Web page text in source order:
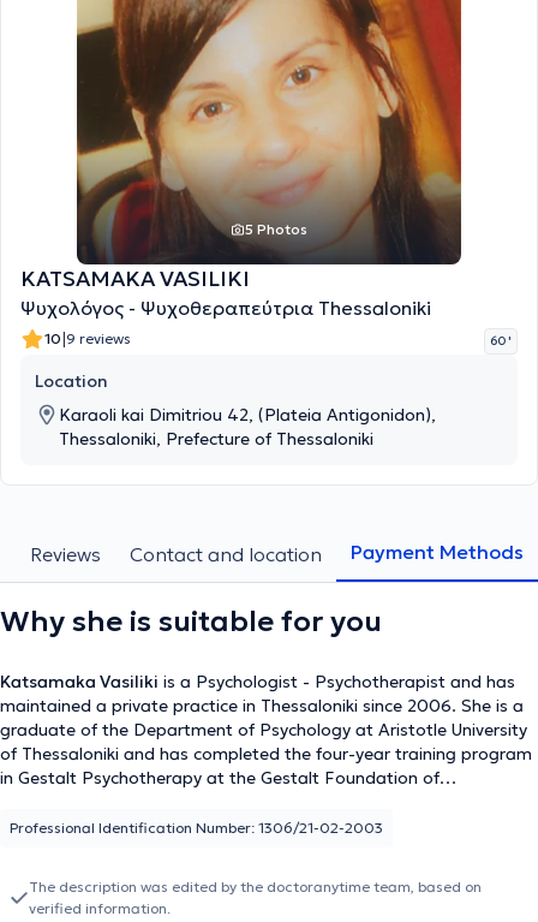
5 Photos
KATSAMAKA VASILIKI
Ψυχολόγος - Ψυχοθεραπεύτρια Thessaloniki
10|9 reviews 60 '
Location
Karaoli kai Dimitriou 42, (Plateia Antigonidon),
Thessaloniki, Prefecture of Thessaloniki
Reviews Contact and location Payment Methods
Why she is suitable for you
Katsamaka Vasiliki is a Psychologist - Psychotherapist and has
maintained a private practice in Thessaloniki since 2006. She is a
graduate of the Department of Psychology at Aristotle University
of Thessaloniki and has completed the four-year training program
in Gestalt Psychotherapy at the Gestalt Foundation of
having worked as a Psychologist and Trainer in numerous
specialized services in her office. Specifically, she provides
Professional Identification Number: 1306/21-02-2003
The description was edited by the doctoranytime team, based on
verified information.